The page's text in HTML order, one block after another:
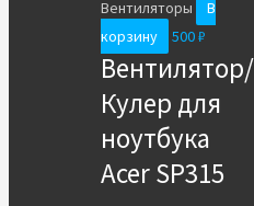
Вентиляторы
В
корзину
500₽
Вентилятор/
Кулер для
ноутбука
Acer SP315